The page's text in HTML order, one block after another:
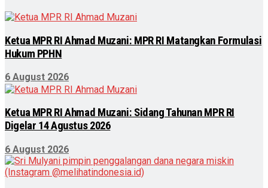
Ketua MPR RI Ahmad Muzani: MPR RI Matangkan Formulasi
Hukum PPHN
6 August 2026
Ketua MPR RI Ahmad Muzani: Sidang Tahunan MPR RI
Digelar 14 Agustus 2026
6 August 2026